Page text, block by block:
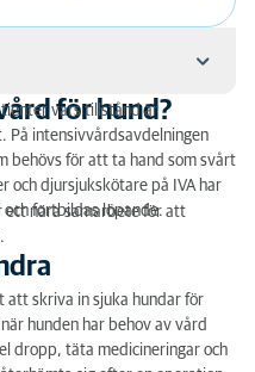
hund?
för hund?
vars tillstånd är
På intensivvårdsavdelningen
behövs för att ta hand som svårt
och djursjukskötare på IVA har
fortbildas löpande.
ett nära samarbete för att
att skriva in sjuka hundar för
hunden har behov av vård
dropp, täta medicineringar och